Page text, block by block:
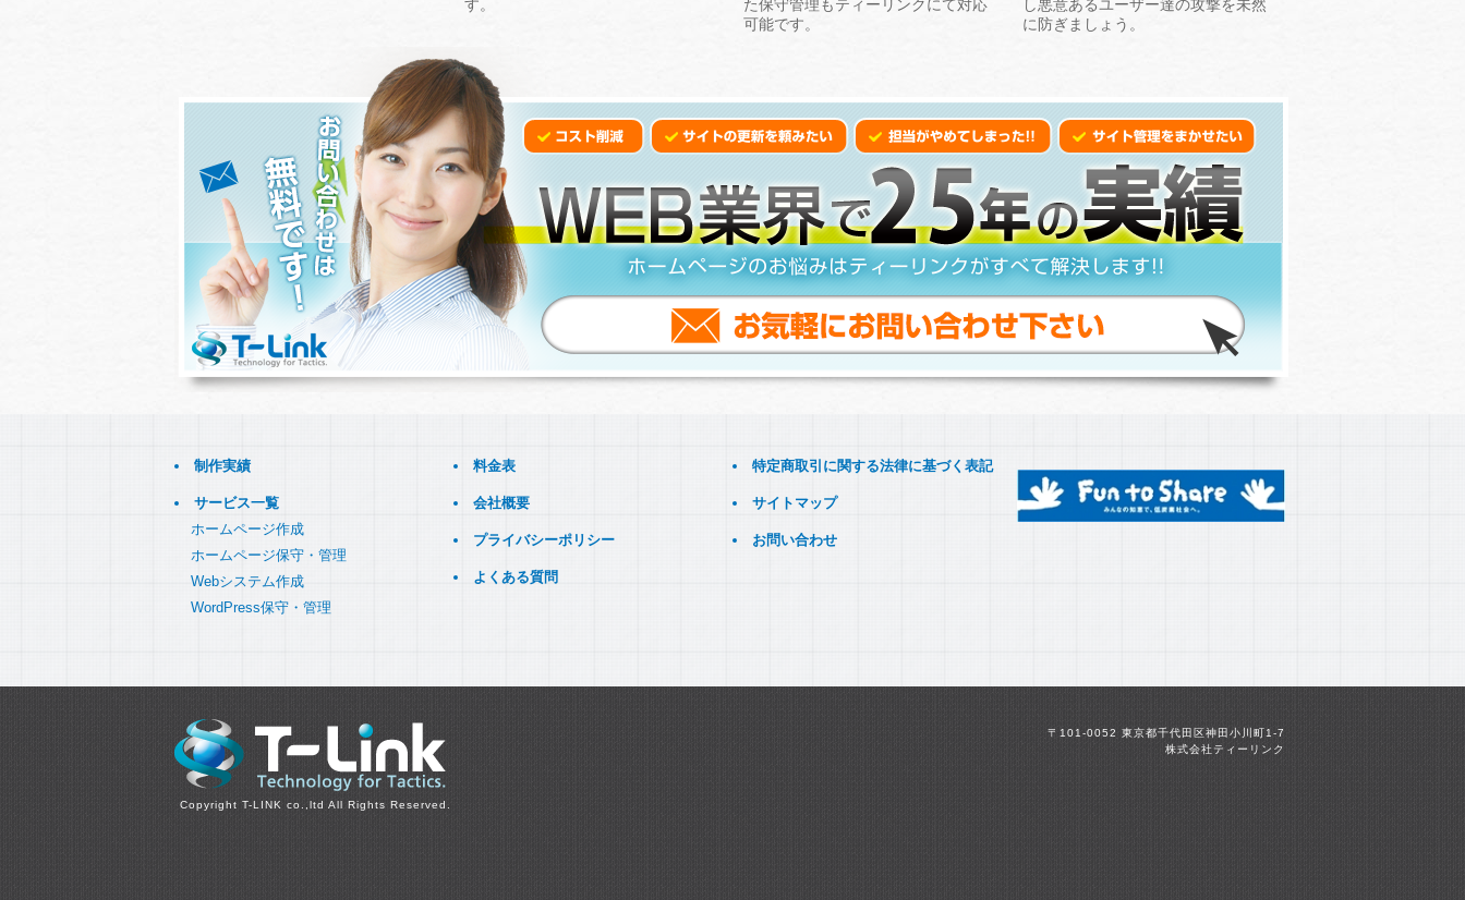
す。
た保守管理もティーリンクにて対応
可能です。
し悪意あるユーザー達の攻撃を未然
に防ぎましょう。
制作実績
サービス一覧
ホームページ作成
ホームページ保守・管理
Webシステム作成
WordPress保守・管理
料金表
会社概要
プライバシーポリシー
よくある質問
特定商取引に関する法律に基づく表記
サイトマップ
お問い合わせ
〒101-0052 東京都千代田区神田小川町1-7
株式会社ティーリンク
Copyright T-LINK co.,ltd All Rights Reserved.